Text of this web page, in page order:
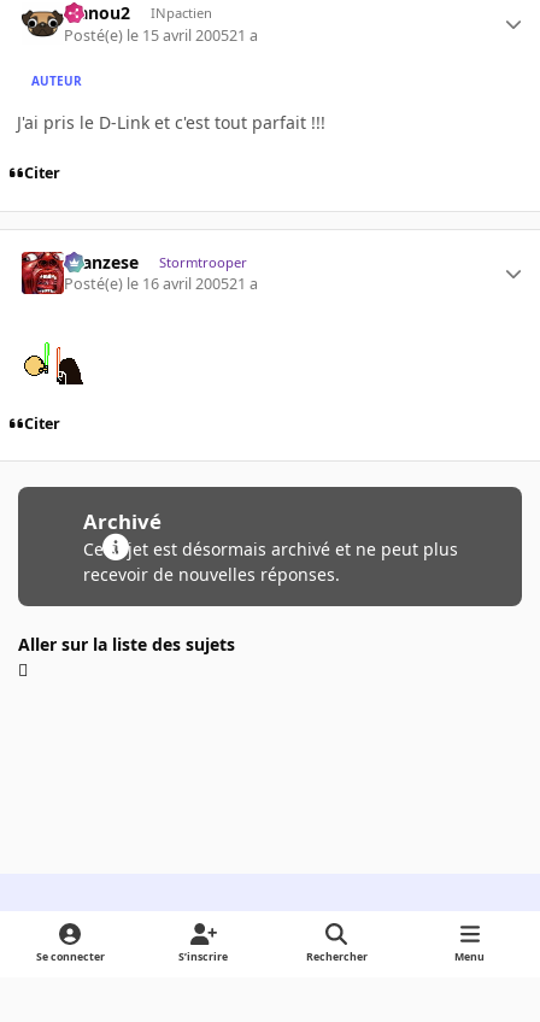
wanou2 INpactien
Posté(e) le 15 avril 200521 a
AUTEUR
J'ai pris le D-Link et c'est tout parfait !!!
Citer
ilcanzese Stormtrooper
Posté(e) le 16 avril 200521 a
Citer
Archivé
Ce sujet est désormais archivé et ne peut plus
recevoir de nouvelles réponses.
Aller sur la liste des sujets
Light ModeDark ModeSystem Preference
Se connecter S’inscrire Rechercher Menu